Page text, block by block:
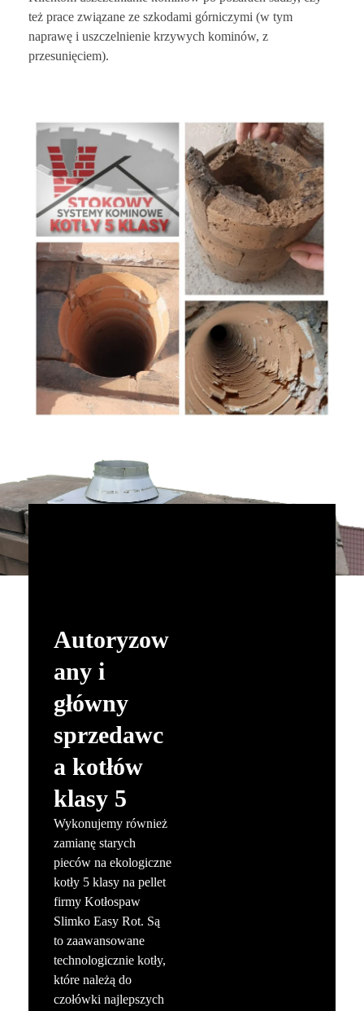
też prace związane ze szkodami górniczymi (w tym
naprawę i uszczelnienie krzywych kominów, z
przesunięciem).
Autoryzow
any i
główny
sprzedawc
a kotłów
klasy 5
Wykonujemy również
zamianę starych
pieców na ekologiczne
kotły 5 klasy na pellet
firmy Kotłospaw
Slimko Easy Rot. Są
to zaawansowane
technologicznie kotły,
które należą do
czołówki najlepszych